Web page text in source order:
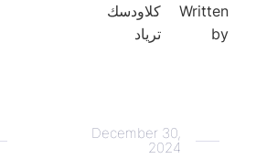
Written
by
كلاودسك
ترياد
December 30,
2024